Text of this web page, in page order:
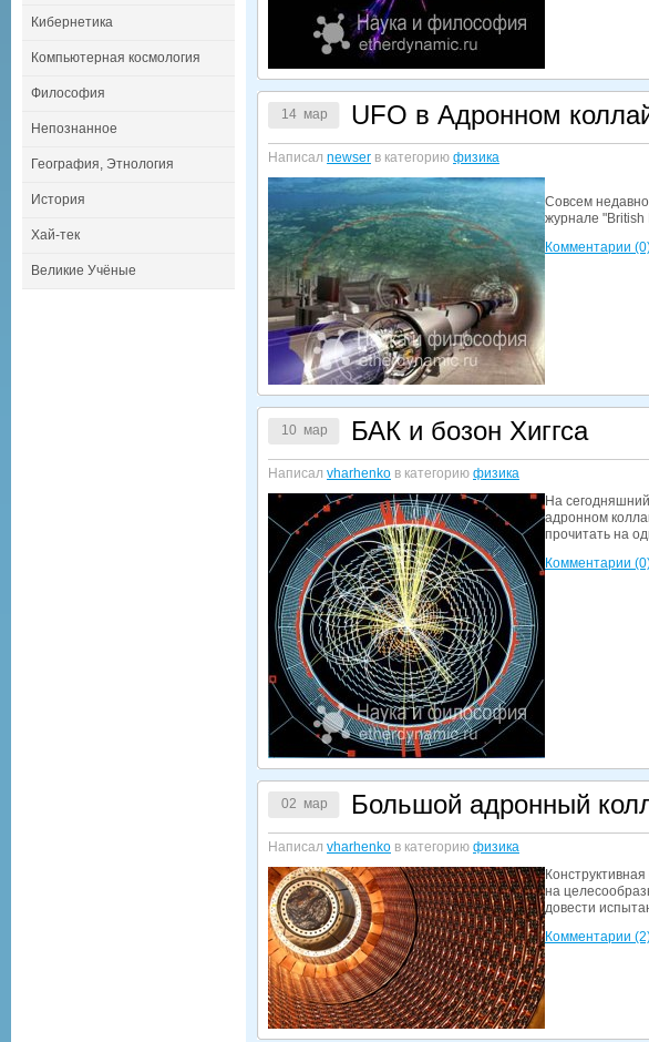
Кибернетика
Компьютерная космология
Философия
Непознанное
География, Этнология
История
Хай-тек
Великие Учёные
14 мар UFO в Адронном
Написал newser в категорию физика
Совсем
журнале "British
Комментарии
10 мар БАК и бозон Хиггса
Написал vharhenko в категорию физика
На
адронном
прочитать на
Комментарии
02 мар Большой адронный
Написал vharhenko в категорию физика
на
довести
Комментарии